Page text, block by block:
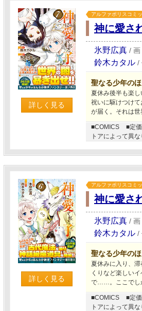
詳しく見る
アルファポリスコミ
神に愛さ
氷野広真 / 画
鈴木カタル /
聖なる少年の
夏休み後半も楽
祝いに駆けつけ
が届く。それは
■COMICS ■定
トアによって異な
詳しく見る
アルファポリスコミ
神に愛さ
氷野広真 / 画
鈴木カタル /
聖なる少年の
夏休みに入り、
くりなど楽しい
で……。ここでし
■COMICS ■定
トアによって異な